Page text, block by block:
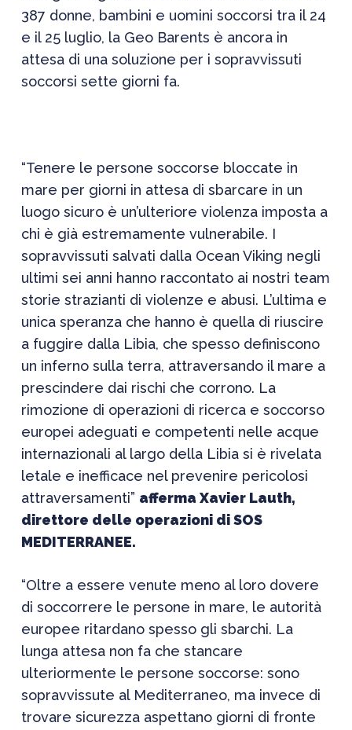
387 donne, bambini e uomini soccorsi tra il 24
e il 25 luglio, la Geo Barents è ancora in
attesa di una soluzione per i sopravvissuti
soccorsi sette giorni fa.
“Tenere le persone soccorse bloccate in
mare per giorni in attesa di sbarcare in un
luogo sicuro è un’ulteriore violenza imposta a
chi è già estremamente vulnerabile. I
sopravvissuti salvati dalla Ocean Viking negli
ultimi sei anni hanno raccontato ai nostri team
storie strazianti di violenze e abusi. L’ultima e
unica speranza che hanno è quella di riuscire
a fuggire dalla Libia, che spesso definiscono
un inferno sulla terra, attraversando il mare a
prescindere dai rischi che corrono. La
rimozione di operazioni di ricerca e soccorso
europei adeguati e competenti nelle acque
internazionali al largo della Libia si è rivelata
letale e inefficace nel prevenire pericolosi
attraversamenti” afferma Xavier Lauth,
direttore delle operazioni di SOS
MEDITERRANEE.
“Oltre a essere venute meno al loro dovere
di soccorrere le persone in mare, le autorità
europee ritardano spesso gli sbarchi. La
lunga attesa non fa che stancare
ulteriormente le persone soccorse: sono
sopravvissute al Mediterraneo, ma invece di
trovare sicurezza aspettano giorni di fronte